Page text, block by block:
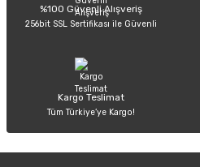
Ürün bilgilerinde hatalar bulunuyor.
Ürün fiyatı diğer sitelerden daha
%100 Güvenli Alışveriş
256bit SSL Sertifikası ile Güvenli
Kargo Teslimat
Tüm Türkiye’ye Kargo!